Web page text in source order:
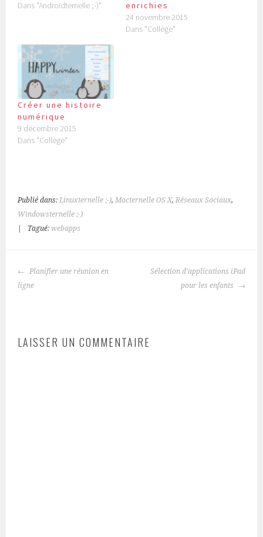
Dans "Androïdternelle ;-)"
enrichies
24 novembre 2015
Dans "Collège"
Créer une histoire
numérique
9 décembre 2015
Dans "Collège"
Publié dans:Linuxternelle ;-),Macternelle OS X,Réseaux Sociaux,
Windowsternelle ;-)
Tagué:webapps
NAVIGATION
DES
Planifier une réunion en
ligne
Sélection d’applications iPad
pour les enfants
LAISSER UN COMMENTAIRE